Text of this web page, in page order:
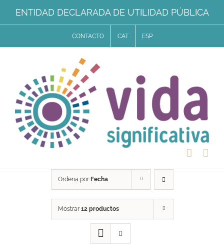
Saltar
al
ENTIDAD DECLARADA DE UTILIDAD PÚBLICA
CONTACTO CAT ESP
Ordena por Fecha
Mostrar 12 productos